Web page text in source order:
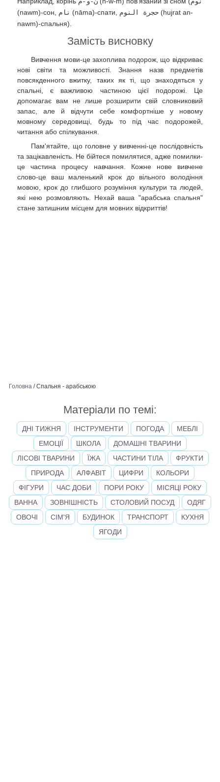
(nawm)-сон, نام (nāma)-спати, حجرة النوم (hujrat an-
nawm)-спальня).
Замість висновку
Вивчення мови-це захоплива подорож, що відкриває
нові світи та можливості. Знання назв предметів
повсякденного вжитку, таких як ті, що знаходяться у
спальні, є важливою частиною цієї подорожі. Це
допомагає вам не лише розширити свій словниковий
запас, але й відчути себе комфортніше у новому
мовному середовищі, будь то під час подорожей,
читання або спілкування.
Пам'ятайте, що головне у вивченні-це послідовність
та зацікавленість. Не бійтеся помилятися, адже помилки-
це частина процесу навчання. Кожне нове вивчене
слово-це ваш маленький крок до вільного володіння
мовою, крок до глибшого розуміння культури та людей,
які нею розмовляють. Нехай ваша "арабська спальня"
стане затишним місцем для мовних відкриттів!
Головна / Спальня - арабською
Матеріали по темі:
ДНІ ТИЖНЯ ІНСТРУМЕНТИ ПОГОДА
МЕБЛІ
ЕМОЦІЇ
ШКОЛА
ДОМАШНІ ТВАРИНИ
ЛІСОВІ ТВАРИНИ
ЇЖА ЧАСТИНИ ТІЛА
ФРУКТИ
ПРИРОДА
АЛФАВІТ ЦИФРИ
КОЛЬОРИ
ФІГУРИ
ЧАС ДОБИ ПОРИ РОКУ
МІСЯЦІ РОКУ
ВАННА
ЗОВНІШНІСТЬ СТОЛОВИЙ ПОСУД
ОДЯГ
ОВОЧІ
СІМ'Я БУДИНОК ТРАНСПОРТ
КУХНЯ
ЯГОДИ